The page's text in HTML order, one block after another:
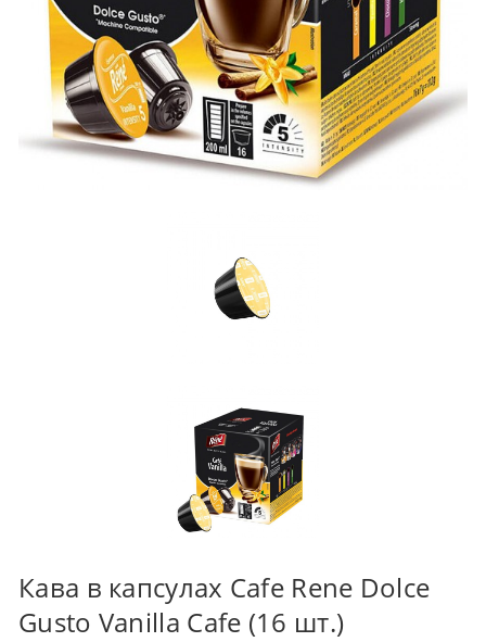
Кава в капсулах Cafe Rene Dolce
Gusto Vanilla Cafe (16 шт.)